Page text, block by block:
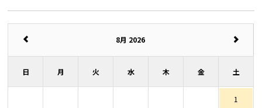
8月 2026
日 月 火 水 木 金 土
1